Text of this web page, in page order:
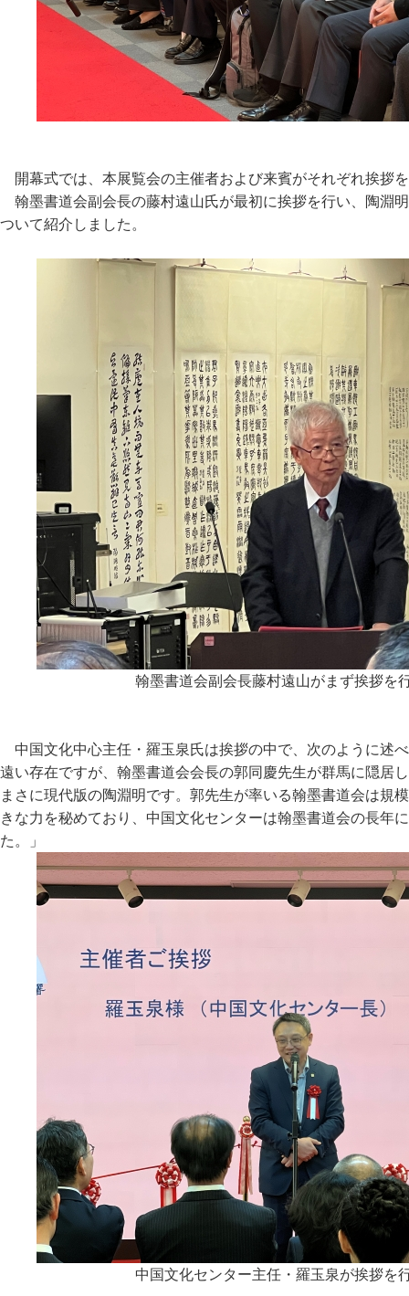
開幕式では、本展覧会の主催者および来賓がそれぞれ挨拶
翰墨書道会副会長の藤村遠山氏が最初に挨拶を行い、陶淵
ついて紹介しました。
翰墨書道会副会長藤村遠山がまず挨拶を
中国文化中心主任・羅玉泉氏は挨拶の中で、次のように述
遠い存在ですが、翰墨書道会会長の郭同慶先生が群馬に隠居
まさに現代版の陶淵明です。郭先生が率いる翰墨書道会は規
きな力を秘めており、中国文化センターは翰墨書道会の長年
た。」
中国文化センター主任・羅玉泉が挨拶を